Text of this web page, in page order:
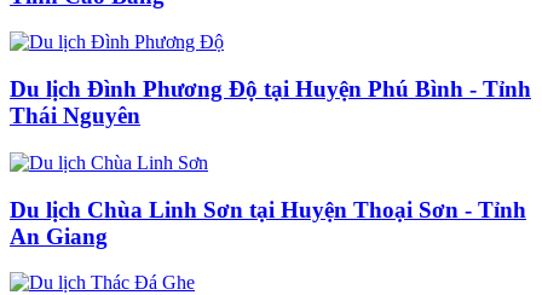
Du lịch Đình Phương Độ tại Huyện Phú Bình - Tỉnh
Thái Nguyên
Du lịch Chùa Linh Sơn tại Huyện Thoại Sơn - Tỉnh
An Giang